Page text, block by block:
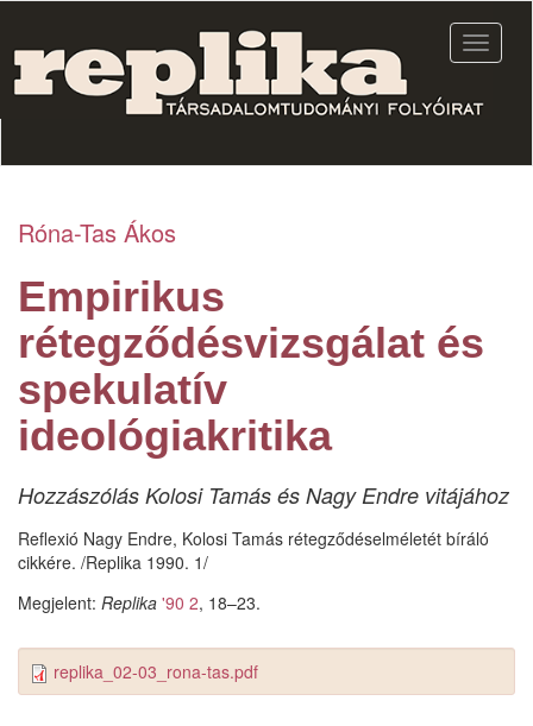
tartalomra
Róna-Tas Ákos
Empirikus
rétegződésvizsgálat és
spekulatív
ideológiakritika
Hozzászólás Kolosi Tamás és Nagy Endre vitájához
Reflexió Nagy Endre, Kolosi Tamás rétegződéselméletét bíráló
cikkére. /Replika 1990. 1/
Megjelent: Replika '90 2, 18–23.
replika_02-03_rona-tas.pdf